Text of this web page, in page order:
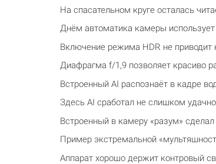
На спасательном круге осталась
Днём автоматика камеры
Включение режима HDR не
Диафрагма f/1,9 позволяет красиво
Встроенный AI распознаёт в кадре
Здесь AI сработал не слишком
Встроенный в камеру «разум»
Пример экстремальной
Аппарат хорошо держит контровый